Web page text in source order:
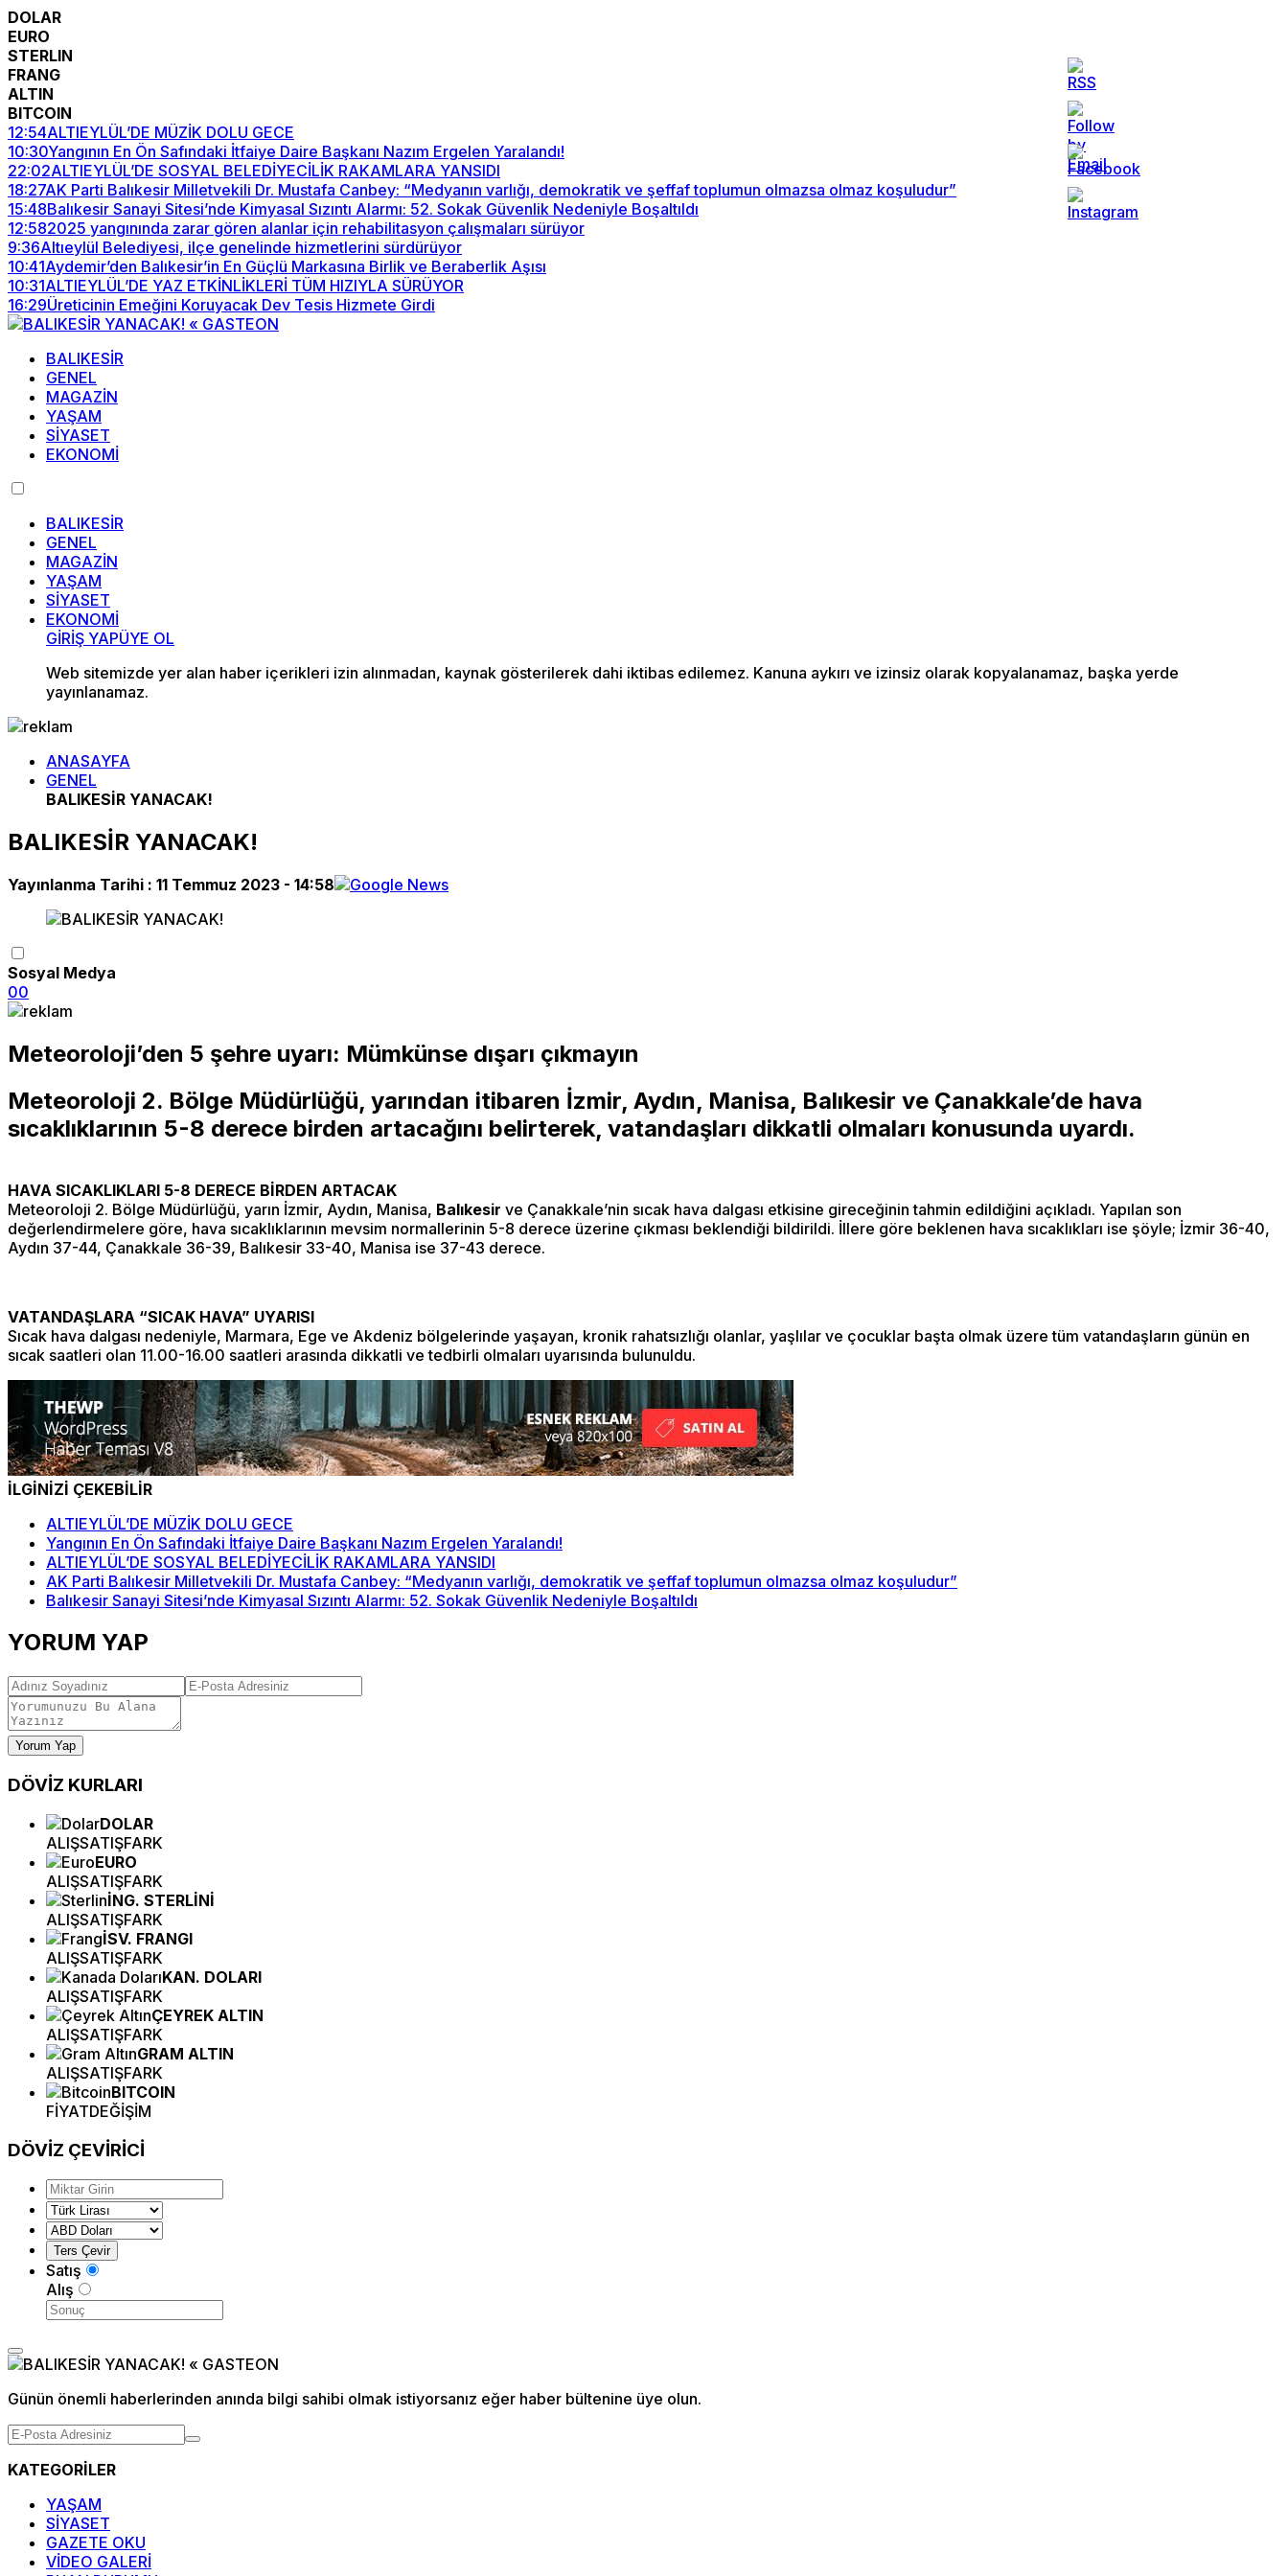
DOLAR
EURO
STERLIN
FRANG
ALTIN
BITCOIN
12:54ALTIEYLÜL’DE MÜZİK DOLU GECE
10:30Yangının En Ön Safındaki İtfaiye Daire Başkanı Nazım Ergelen Yaralandı!
22:02ALTIEYLÜL’DE SOSYAL BELEDİYECİLİK RAKAMLARA YANSIDI
18:27AK Parti Balıkesir Milletvekili Dr. Mustafa Canbey: “Medyanın varlığı, demokratik ve şeffaf toplumun olmazsa olmaz koşuludur”
15:48Balıkesir Sanayi Sitesi’nde Kimyasal Sızıntı Alarmı: 52. Sokak Güvenlik Nedeniyle Boşaltıldı
12:582025 yangınında zarar gören alanlar için rehabilitasyon çalışmaları sürüyor
9:36Altıeylül Belediyesi, ilçe genelinde hizmetlerini sürdürüyor
10:41Aydemir’den Balıkesir’in En Güçlü Markasına Birlik ve Beraberlik Aşısı
10:31ALTIEYLÜL’DE YAZ ETKİNLİKLERİ TÜM HIZIYLA SÜRÜYOR
16:29Üreticinin Emeğini Koruyacak Dev Tesis Hizmete Girdi
BALIKESİR
GENEL
MAGAZİN
YAŞAM
SİYASET
EKONOMİ
BALIKESİR
GENEL
MAGAZİN
YAŞAM
SİYASET
EKONOMİ
GİRİŞ YAPÜYE OL
Web sitemizde yer alan haber içerikleri izin alınmadan, kaynak gösterilerek dahi iktibas edilemez. Kanuna aykırı ve izinsiz olarak kopyalanamaz, başka yerde
yayınlanamaz.
ANASAYFA
GENEL
BALIKESİR YANACAK!
BALIKESİR YANACAK!
Yayınlanma Tarihi : 11 Temmuz 2023 - 14:58
Sosyal Medya
00
Meteoroloji’den 5 şehre uyarı: Mümkünse dışarı çıkmayın
Meteoroloji 2. Bölge Müdürlüğü, yarından itibaren İzmir, Aydın, Manisa, Balıkesir ve Çanakkale’de hava
sıcaklıklarının 5-8 derece birden artacağını belirterek, vatandaşları dikkatli olmaları konusunda uyardı.
HAVA SICAKLIKLARI 5-8 DERECE BİRDEN ARTACAK
Meteoroloji 2. Bölge Müdürlüğü, yarın İzmir, Aydın, Manisa, Balıkesir ve Çanakkale’nin sıcak hava dalgası etkisine gireceğinin tahmin edildiğini açıkladı. Yapılan son
değerlendirmelere göre, hava sıcaklıklarının mevsim normallerinin 5-8 derece üzerine çıkması beklendiği bildirildi. İllere göre beklenen hava sıcaklıkları ise şöyle; İzmir 36-40,
Aydın 37-44, Çanakkale 36-39, Balıkesir 33-40, Manisa ise 37-43 derece.
VATANDAŞLARA “SICAK HAVA” UYARISI
Sıcak hava dalgası nedeniyle, Marmara, Ege ve Akdeniz bölgelerinde yaşayan, kronik rahatsızlığı olanlar, yaşlılar ve çocuklar başta olmak üzere tüm vatandaşların günün en
sıcak saatleri olan 11.00-16.00 saatleri arasında dikkatli ve tedbirli olmaları uyarısında bulunuldu.
İLGİNİZİ ÇEKEBİLİR
ALTIEYLÜL’DE MÜZİK DOLU GECE
Yangının En Ön Safındaki İtfaiye Daire Başkanı Nazım Ergelen Yaralandı!
ALTIEYLÜL’DE SOSYAL BELEDİYECİLİK RAKAMLARA YANSIDI
AK Parti Balıkesir Milletvekili Dr. Mustafa Canbey: “Medyanın varlığı, demokratik ve şeffaf toplumun olmazsa olmaz koşuludur”
Balıkesir Sanayi Sitesi’nde Kimyasal Sızıntı Alarmı: 52. Sokak Güvenlik Nedeniyle Boşaltıldı
YORUM YAP
Yorum Yap
DÖVİZ KURLARI
DOLAR
ALIŞSATIŞFARK
EURO
ALIŞSATIŞFARK
İNG. STERLİNİ
ALIŞSATIŞFARK
İSV. FRANGI
ALIŞSATIŞFARK
KAN. DOLARI
ALIŞSATIŞFARK
ÇEYREK ALTIN
ALIŞSATIŞFARK
GRAM ALTIN
ALIŞSATIŞFARK
BITCOIN
FİYATDEĞİŞİM
DÖVİZ ÇEVİRİCİ
Satış
Alış
Günün önemli haberlerinden anında bilgi sahibi olmak istiyorsanız eğer haber bültenine üye olun.
KATEGORİLER
YAŞAM
SİYASET
GAZETE OKU
VİDEO GALERİ